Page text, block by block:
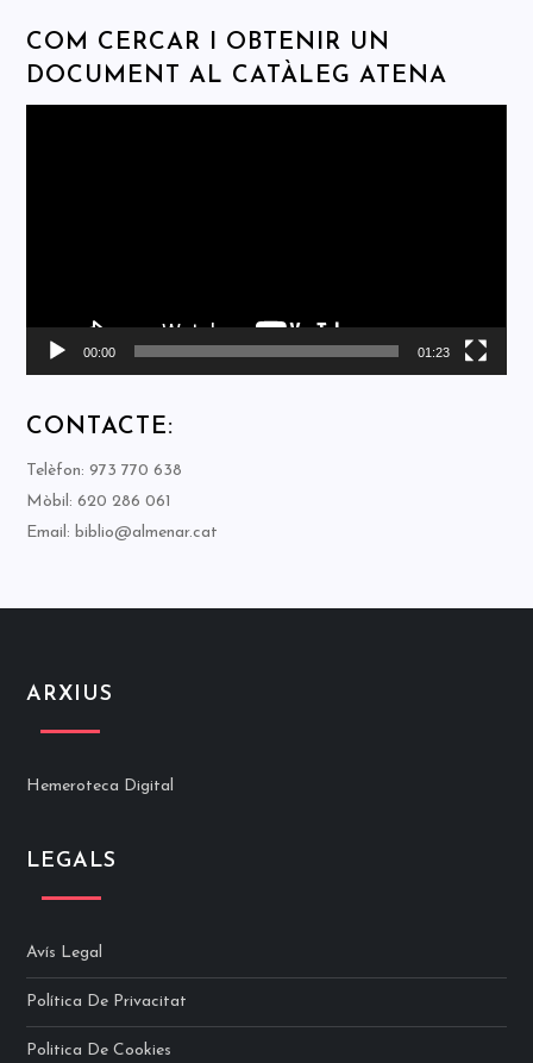
COM CERCAR I OBTENIR UN
DOCUMENT AL CATÀLEG ATENA
00:00 01:23
CONTACTE:
Telèfon: 973 770 638
Mòbil: 620 286 061
Email: biblio@almenar.cat
ARXIUS
Hemeroteca Digital
LEGALS
Avís Legal
Política De Privacitat
Politica De Cookies